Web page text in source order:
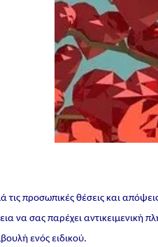
τις προσωπικές θέσεις και
να σας παρέχει
ενός ειδικού.